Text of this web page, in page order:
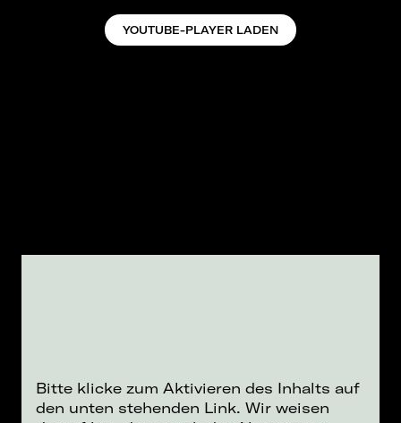
YOUTUBE-PLAYER LADEN
Bitte klicke zum Aktivieren des Inhalts auf
den unten stehenden Link. Wir weisen